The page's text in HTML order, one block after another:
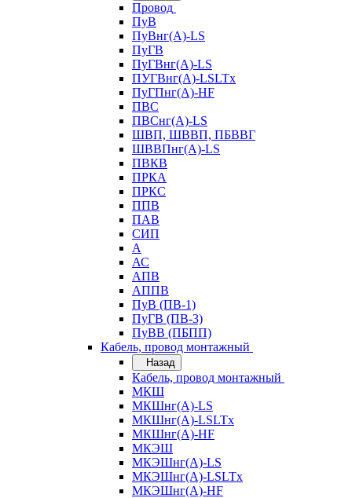
Провод
ПуВ
ПуВнг(А)-LS
ПуГВ
ПуГВнг(А)-LS
ПУГВнг(А)-LSLTx
ПуГПнг(А)-HF
ПВС
ПВСнг(А)-LS
ШВП, ШВВП, ПБВВГ
ШВВПнг(А)-LS
ПВКВ
ПРКА
ПРКС
ППВ
ПАВ
СИП
А
АС
АПВ
АППВ
ПуВ (ПВ-1)
ПуГВ (ПВ-3)
ПуВВ (ПБПП)
Кабель, провод монтажный
Назад
Кабель, провод монтажный
МКШ
МКШнг(А)-LS
МКШнг(А)-LSLTx
МКШнг(А)-HF
МКЭШ
МКЭШнг(А)-LS
МКЭШнг(А)-LSLTx
МКЭШнг(А)-HF